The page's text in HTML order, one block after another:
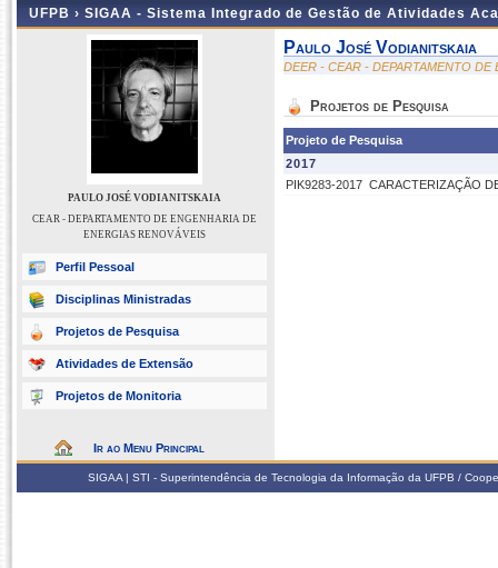
UFPB › SIGAA - Sistema Integrado de Gestão de Atividades
PAULO JOSÉ VODIANITSKAIA
CEAR - DEPARTAMENTO DE ENGENHARIA DE
ENERGIAS RENOVÁVEIS
Perfil Pessoal
Disciplinas Ministradas
Projetos de Pesquisa
Atividades de Extensão
Projetos de Monitoria
Ir ao Menu Principal
Paulo José Vodianitskaia
DEER - CEAR - DEPARTAMENTO
Projetos de Pesquisa
Projeto de Pesquisa
2017
PIK9283-2017 CARACTERIZAÇÃO
SIGAA | STI - Superintendência de Tecnologia da Informação da UFPB /